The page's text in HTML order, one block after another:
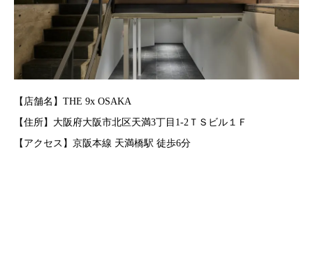
【店舗名】THE 9x OSAKA
【住所】大阪府大阪市北区天満3丁目1-2ＴＳビル１Ｆ
【アクセス】京阪本線 天満橋駅 徒歩6分